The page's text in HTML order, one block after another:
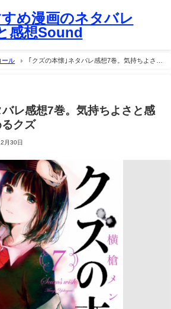
め漫画のネタバレ
感想Sound
ール
｢クズの本懐｣ネタバレ感想7巻。気持ちよさと
レ感想7巻。気持ちよさと感
クズ
月30日